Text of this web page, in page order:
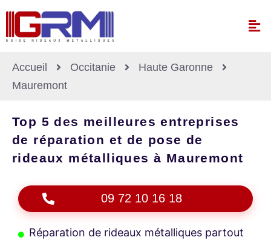
Accueil Occitanie
Haute Garonne
Mauremont
Top 5 des meilleures entreprises
de réparation et de pose de
rideaux métalliques à Mauremont
09 72 10 16 18
Réparation de rideaux métalliques partout